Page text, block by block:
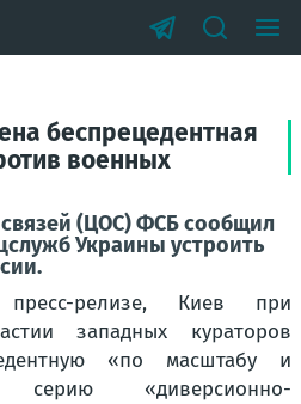
беспрецедентная
военных
(ЦОС) ФСБ сообщил
Украины устроить
релизе, Киев при
западных кураторов
«по масштабу и
«диверсионно-